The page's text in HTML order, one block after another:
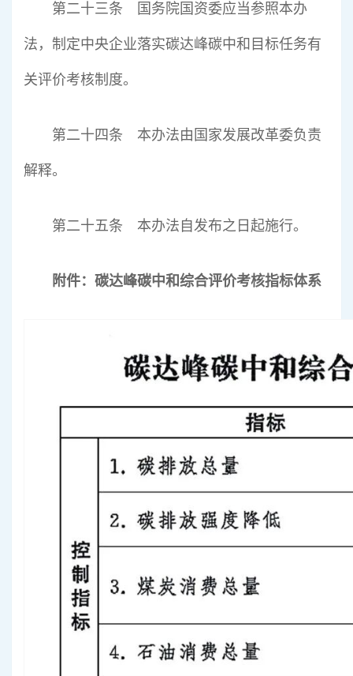
第二十三条 国务院国资委应当参照本办
法，制定中央企业落实碳达峰碳中和目标任务有
关评价考核制度。
第二十四条 本办法由国家发展改革委负责
解释。
第二十五条 本办法自发布之日起施行。
附件：碳达峰碳中和综合评价考核指标体系